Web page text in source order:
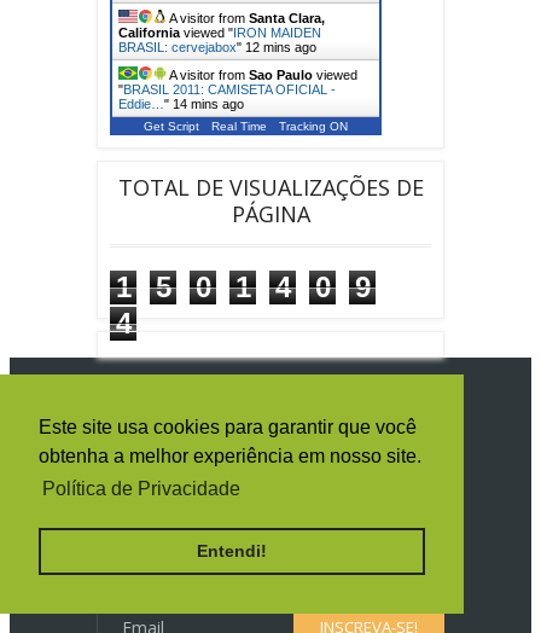
Este site usa cookies para garantir que você
obtenha a melhor experiência em nosso site.
Política de Privacidade
Entendi!
A visitor from Santa Clara,
California viewed "IRON MAIDEN
BRASIL: cervejabox" 12 mins ago
A visitor from Sao Paulo viewed
"BRASIL 2011: CAMISETA OFICIAL -
Eddie… " 14 mins ago
Get Script Real Time Tracking ON
TOTAL DE VISUALIZAÇÕES DE
PÁGINA
1 5 0 1 4 0
9
4
MAIL